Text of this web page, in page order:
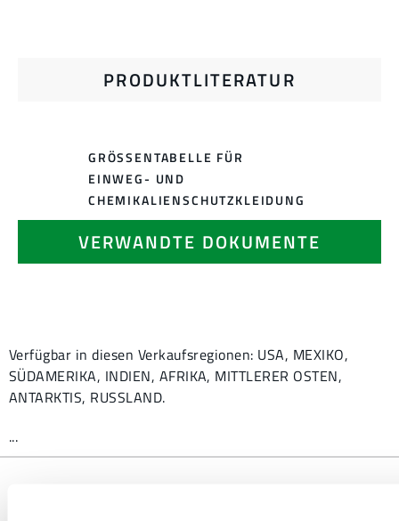
PRODUKTLITERATUR
VERWANDTE DOKUMENTE
GRÖSSENTABELLE FÜR E
INWEG- UND C
HEMIKALIENSCHUTZKLEIDUNG
Verfügbar in diesen Verkaufsregionen: USA, MEXIKO,
SÜDAMERIKA, INDIEN, AFRIKA, MITTLERER OSTEN,
ANTARKTIS, RUSSLAND.
...